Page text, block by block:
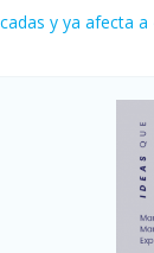
y ya afecta